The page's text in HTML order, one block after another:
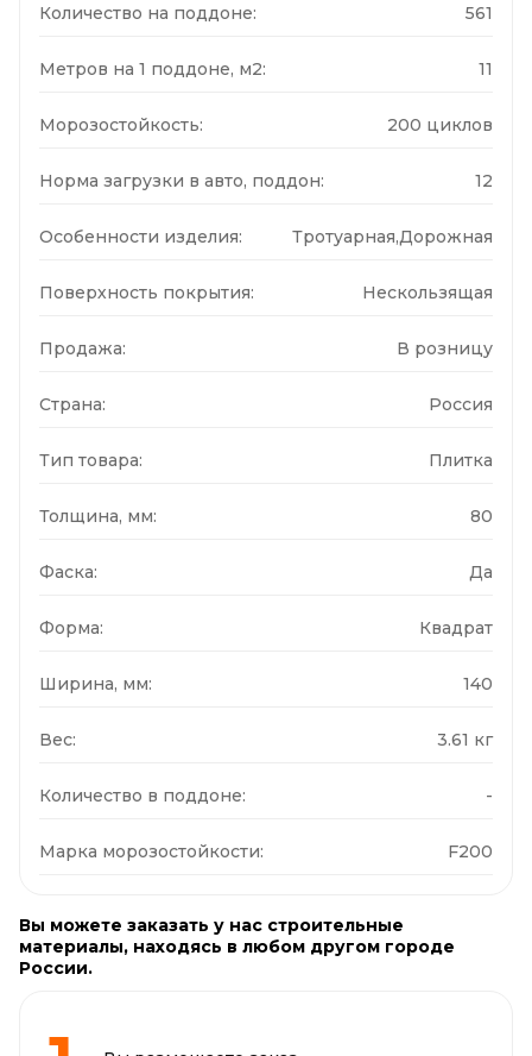
Количество на поддоне: 561
Метров на 1 поддоне, м2: 11
Морозостойкость: 200 циклов
Норма загрузки в авто, поддон: 12
Особенности изделия: Тротуарная,Дорожная
Поверхность покрытия: Нескользящая
Продажа: В розницу
Страна: Россия
Тип товара: Плитка
Толщина, мм: 80
Фаска: Да
Форма: Квадрат
Ширина, мм: 140
Вес: 3.61 кг
Количество в поддоне: -
Марка морозостойкости: F200
Вы можете заказать у нас строительные
материалы, находясь в любом другом городе
России.